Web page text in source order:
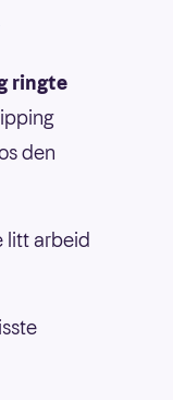
ringte
den
litt arbeid